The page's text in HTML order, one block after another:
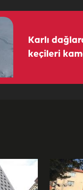
Karlı
keçileri